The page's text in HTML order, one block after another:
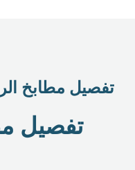
تفصيل مطابخ
تفصيل